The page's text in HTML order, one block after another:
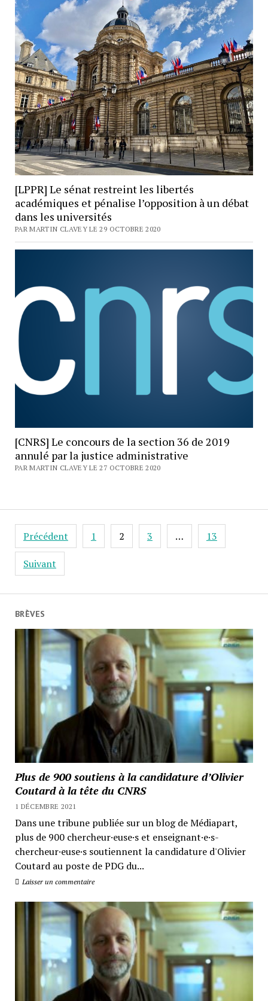
BRÈVES
Plus de 900 soutiens à la candidature d’Olivier
Coutard à la tête du CNRS
1 DÉCEMBRE 2021
Dans une tribune publiée sur un blog de Médiapart,
plus de 900 chercheur·euse·s et enseignant·e·s-
chercheur·euse·s soutiennent la candidature d'Olivier
Coutard au poste de PDG du...
Laisser un commentaire
[LPPR] Le sénat restreint les libertés
académiques et pénalise l’opposition à un débat
dans les universités
PAR MARTIN CLAVEY LE 29 OCTOBRE 2020
[CNRS] Le concours de la section 36 de 2019
annulé par la justice administrative
PAR MARTIN CLAVEY LE 27 OCTOBRE 2020
Pagination
des
publications
Précédent 1 2 3 … 13
Suivant